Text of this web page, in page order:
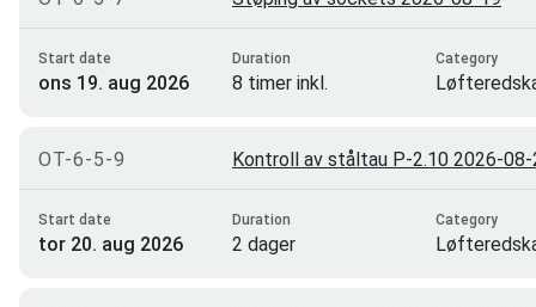
Start date
ons 19. aug 2026
Duration
8 timer inkl.
Category
OT-6-5-9
Start date
tor 20. aug 2026
Kontroll av ståltau P-2.10 2026-
Duration
2 dager
Category